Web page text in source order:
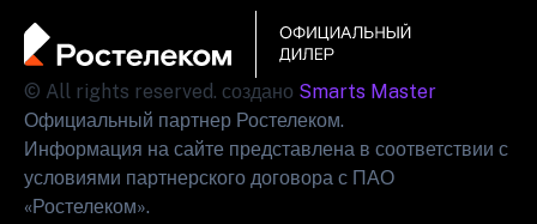
© All rights reserved. создано Smarts Master
Официальный партнер Ростелеком.
Информация на сайте представлена в соответствии с
условиями партнерского договора с ПАО
«Ростелеком».